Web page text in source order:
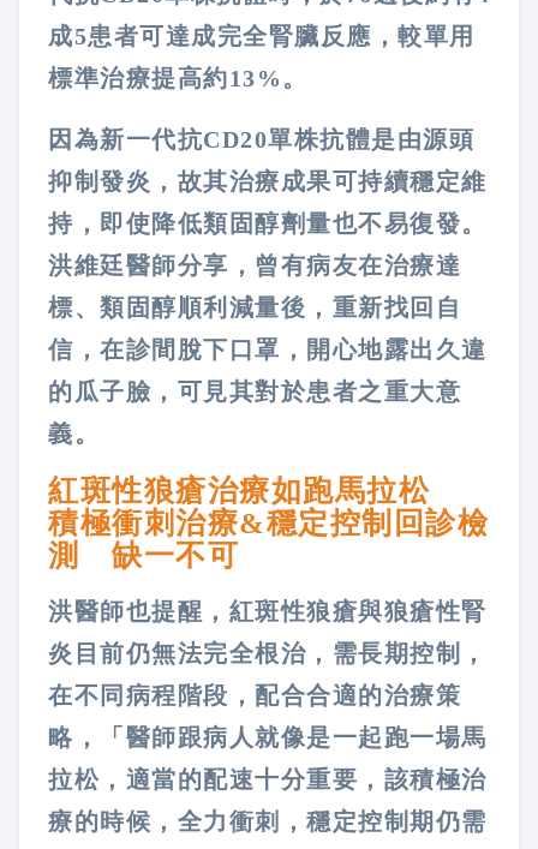
成5患者可達成完全腎臟反應，較單用
標準治療提高約13%。
因為新一代抗CD20單株抗體是由源頭
抑制發炎，故其治療成果可持續穩定維
持，即使降低類固醇劑量也不易復發。
洪維廷醫師分享，曾有病友在治療達
標、類固醇順利減量後，重新找回自
信，在診間脫下口罩，開心地露出久違
的瓜子臉，可見其對於患者之重大意
義。
紅斑性狼瘡治療如跑馬拉松
積極衝刺治療&穩定控制回診檢
測 缺一不可
洪醫師也提醒，紅斑性狼瘡與狼瘡性腎
炎目前仍無法完全根治，需長期控制，
在不同病程階段，配合合適的治療策
略，「醫師跟病人就像是一起跑一場馬
拉松，適當的配速十分重要，該積極治
療的時候，全力衝刺，穩定控制期仍需